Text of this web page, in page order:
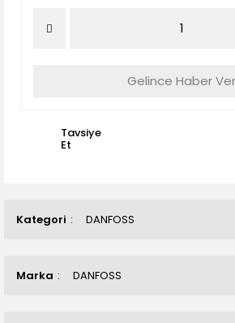
Kategori DANFOSS
Marka DANFOSS
Gelince Haber Ver
Tavsiye
Et